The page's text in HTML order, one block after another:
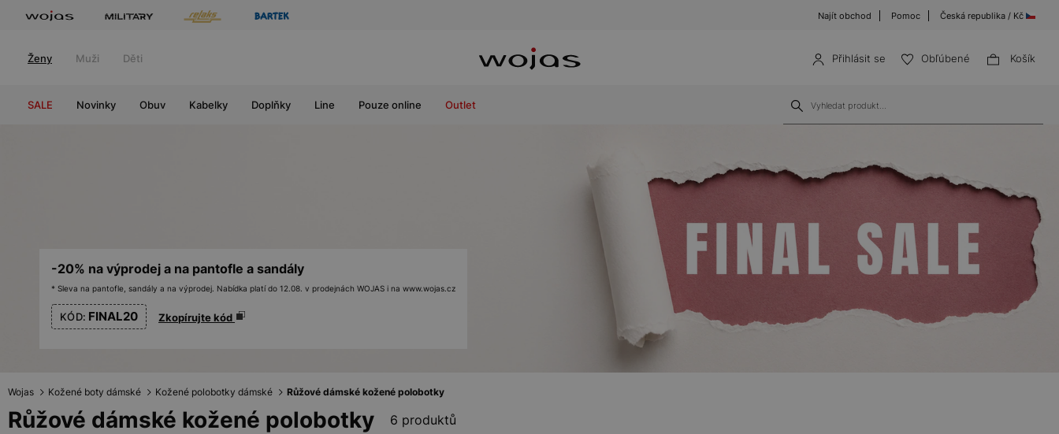
Najít obchod Pomoc Česká republika / Kč
Ženy Muži Děti Přihlásit se Obľúbené Košík
SALE Novinky Obuv Kabelky Doplňky Line Pouze online Outlet
-20% na výprodej a na pantofle a sandály
* Sleva na pantofle, sandály a na výprodej. Nabídka platí do 12.08. v prodejnách WOJAS i na www.wojas.cz
KÓD: FINAL20 Zkopírujte kód
Wojas Kožené boty dámské Kožené polobotky dámské Růžové dámské kožené polobotky
Růžové dámské kožené polobotky 6 produktů